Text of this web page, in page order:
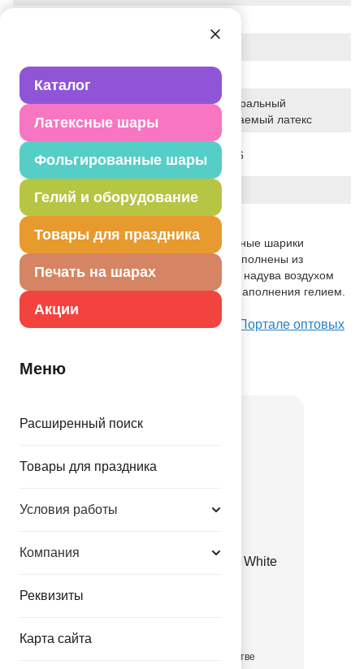
Каталог
Латексные шары
Фольгированные шары
Гелий и оборудование
Товары для праздника
Печать на шарах
Акции
Меню
Расширенный поиск
Товары для праздника
Условия работы
Компания
Реквизиты
Карта сайта
12"/30СМ
100% натуральный
биоразлагаемый латекс
изменения элемента
05-07-2026
Вес
Описание товара
Блестящие металлизированные воздушные шарики
диаметром 30см, цвет: белый. Шары выполнены из
натурального латекса, подходят как для надува воздухом
при помощи ручного насоса, так и для наполнения гелием.
Производство: Китай.
Посмотреть Е 12" Металлик White на Портале оптовых
Товар из коллекции
Е 12" Пастель Retro Sand White
в достаточном количестве